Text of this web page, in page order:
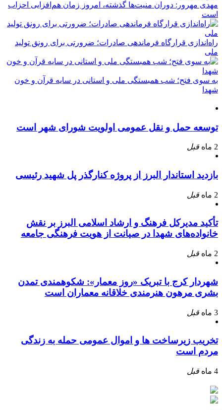
مهدی مهرور: دوران منیت‌ها گذشته، امروز زمان هم‌افزایی احزاب
است
راه‌اندازی قرارگاه فرماندهی صادرات؛ ضرورتی برای رونق تولید
ملی
به سوی فتح؛ شب همبستگی ملی و استانی در سایه قرآن و خون
شهدا
توسعه حمل و نقل عمومی اولویت شورای شهر است
2 ماه قبل
بازدید استاندار البرز از پروژه کنارگذر پل شهید رئیسی
2 ماه قبل
تأکید مدیرکل فرهنگ و ارشاد اسلامی البرز بر نقش
خانواده‌های شهدا در صیانت از هویت فرهنگی جامعه
2 ماه قبل
شهردار کرج با تبریک «روز معمار»: شکوهمندی تمدن
بشری مرهون هنرمندی خلاقانه معماران است
3 ماه قبل
تخریب زیرساخت ها و اموال عمومی حمله به زندگی
مردم است
4 ماه قبل